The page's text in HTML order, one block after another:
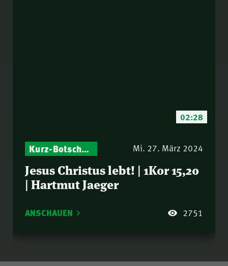
02:28
Kurz-Botschaften – Biblische Impulse mit Zukunft im Blick Mi. 27. März 2024
Jesus Christus lebt! | 1Kor 15,20
| Hartmut Jaeger
ANSCHAUEN 2751